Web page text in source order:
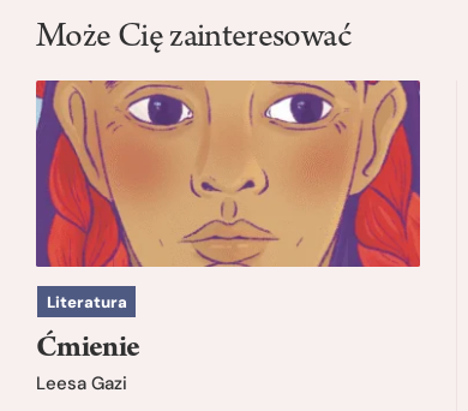
Może Cię zainteresować
Literatura
Ćmienie
Leesa Gazi